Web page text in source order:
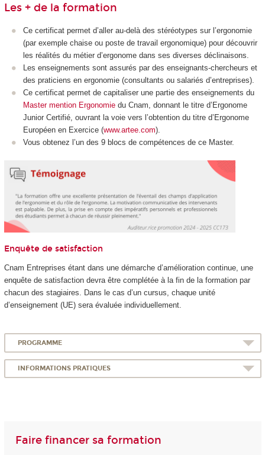
Les + de la formation
Ce certificat permet d’aller au-delà des stéréotypes sur l’ergonomie
(par exemple chaise ou poste de travail ergonomique) pour découvrir
les réalités du métier d’ergonome dans ses diverses déclinaisons.
Les enseignements sont assurés par des enseignants-chercheurs et
des praticiens en ergonomie (consultants ou salariés d’entreprises).
Ce certificat permet de capitaliser une partie des enseignements du
Master mention Ergonomie du Cnam, donnant le titre d’Ergonome
Junior Certifié, ouvrant la voie vers l’obtention du titre d’Ergonome
Européen en Exercice (www.artee.com).
Vous obtenez l’un des 9 blocs de compétences de ce Master.
Enquête de satisfaction
Cnam Entreprises étant dans une démarche d’amélioration continue, une
enquête de satisfaction devra être complétée à la fin de la formation par
chacun des stagiaires. Dans le cas d’un cursus, chaque unité
d’enseignement (UE) sera évaluée individuellement.
PROGRAMME
INFORMATIONS PRATIQUES
Faire financer sa formation